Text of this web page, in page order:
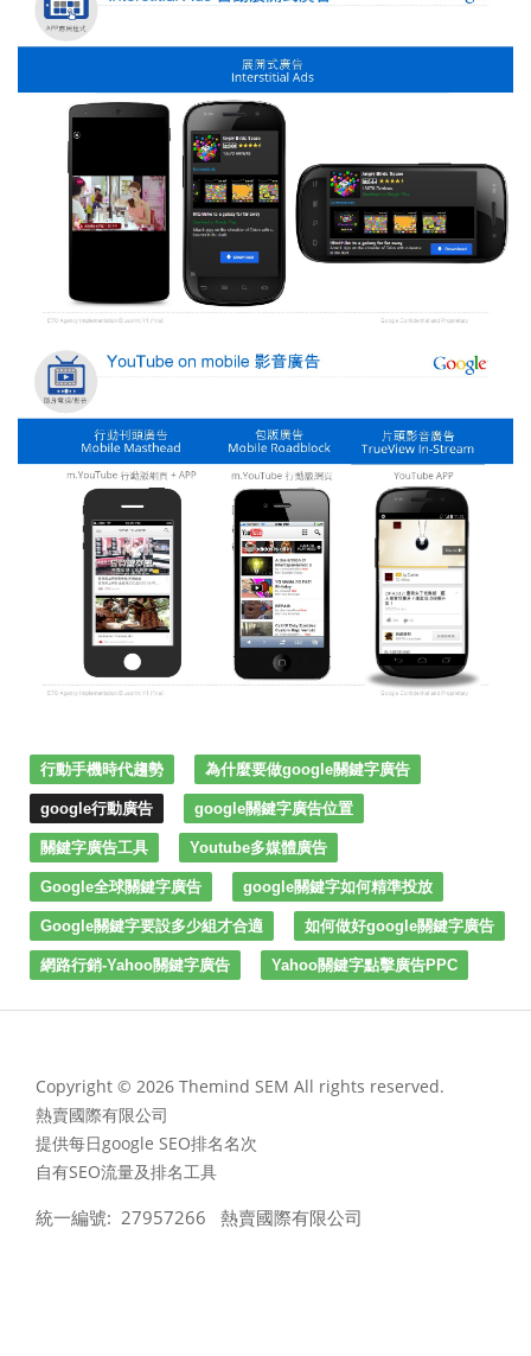
行動手機時代趨勢 為什麼要做google關鍵字廣告
google行動廣告 google關鍵字廣告位置
關鍵字廣告工具 Youtube多媒體廣告
Google全球關鍵字廣告 google關鍵字如何精準投放
Google關鍵字要設多少組才合適 如何做好google關鍵字廣告
網路行銷-Yahoo關鍵字廣告 Yahoo關鍵字點擊廣告PPC
Copyright © 2026 Themind SEM All rights reserved.
熱賣國際有限公司
提供每日google SEO排名名次
自有SEO流量及排名工具
統一編號: 27957266 熱賣國際有限公司